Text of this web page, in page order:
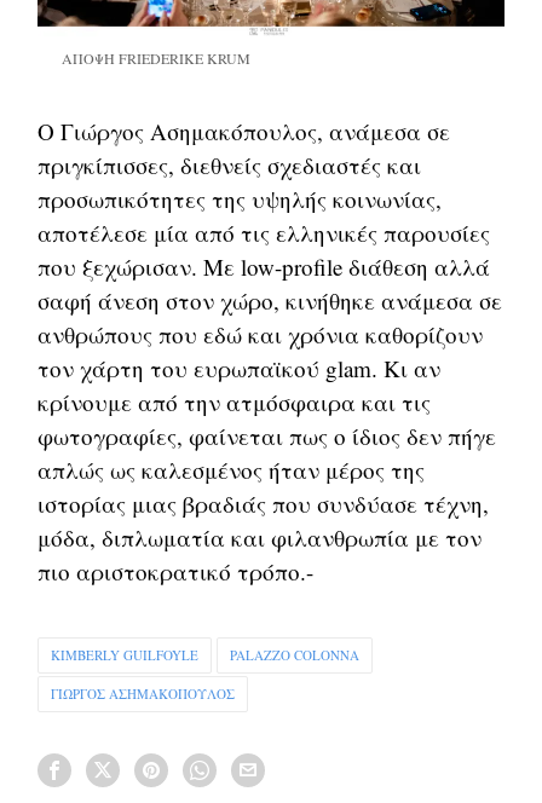
ΑΠΟΨΗ FRIEDERIKE KRUM
Ο Γιώργος Ασημακόπουλος, ανάμεσα σε
πριγκίπισσες, διεθνείς σχεδιαστές και
προσωπικότητες της υψηλής κοινωνίας,
αποτέλεσε μία από τις ελληνικές παρουσίες
που ξεχώρισαν. Με low-profile διάθεση αλλά
σαφή άνεση στον χώρο, κινήθηκε ανάμεσα σε
ανθρώπους που εδώ και χρόνια καθορίζουν
τον χάρτη του ευρωπαϊκού glam. Κι αν
κρίνουμε από την ατμόσφαιρα και τις
φωτογραφίες, φαίνεται πως ο ίδιος δεν πήγε
απλώς ως καλεσμένος ήταν μέρος της
ιστορίας μιας βραδιάς που συνδύασε τέχνη,
μόδα, διπλωματία και φιλανθρωπία με τον
πιο αριστοκρατικό τρόπο.-
KIMBERLY GUILFOYLE PALAZZO COLONNA
ΓΙΏΡΓΟΣ ΑΣΗΜΑΚΌΠΟΥΛΟΣ